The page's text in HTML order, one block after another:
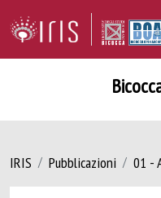
IRIS Pubblicazioni 01 -